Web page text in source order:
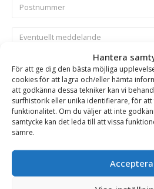
Hantera
För att ge dig den bästa möjliga
cookies för att lagra och/eller hämta
att godkänna dessa tekniker kan vi
surfhistorik eller unika identifierare, för
funktionalitet. Om du väljer att inte
samtycke kan det leda till att vissa
sämre.
Acceptera
Skicka
Se alla produkter inom samma
Grävmaskin
BESKRIVNING